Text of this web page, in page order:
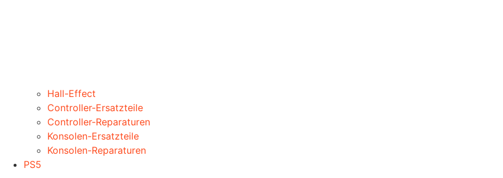
Hall-Effect
Controller-Ersatzteile
Controller-Reparaturen
Konsolen-Ersatzteile
Konsolen-Reparaturen
PS5